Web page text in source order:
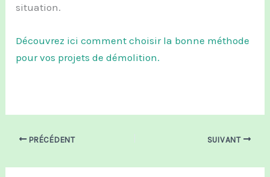
situation.
Découvrez ici comment choisir la bonne méthode
pour vos projets de démolition.
PRÉCÉDENT SUIVANT